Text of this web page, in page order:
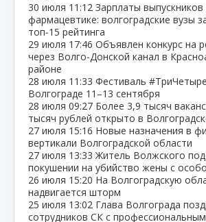
30 июля 11:12 Зарплаты
фармацевтике: волгоградские вузы
топ‑15 рейтинга
29 июля 17:46 Объявлен конкурс на
через Волго‑Донской канал в
районе
28 июля 11:33 Фестиваль
Волгограде 11–13 сентября
28 июля 09:27 Более 3,9 тысяч
тысяч рублей открыто в
27 июля 15:16 Новые назначения в
вертикали Волгоградской области
27 июля 13:33 Житель Волжского
покушении на убийство жены с
26 июля 15:20 На Волгоградскую
надвигается шторм
25 июля 13:02 Глава Волгограда
сотрудников СК с